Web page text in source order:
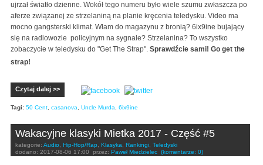
ujrzał światło dzienne. Wokół tego numeru było wiele szumu zwłaszcza po
aferze związanej ze strzelaniną na planie kręcenia teledysku. Video ma
mocno gangsterski klimat. Włam do magazynu z bronią? 6ix9ine bujający
się na radiowozie policyjnym na sygnale? Strzelanina? To wszystko
zobaczycie w teledysku do "Get The Strap". Sprawdźcie sami! Go get the
strap!
Czytaj dalej >>
Tagi: 50 Cent casanova Uncle Murda 6ix9ine
Wakacyjne klasyki Mietka 2017 - Część #5
kategorie: Audio Hip-Hop/Rap Klasyka Rankingi Teledyski
dodano: 2017-08-06 17:00 przez: Paweł Miedzielec (komentarze: 0)